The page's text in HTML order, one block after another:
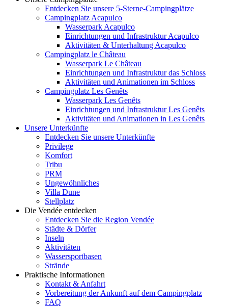
Entdecken Sie unsere 5-Sterne-Campingplätze
Campingplatz Acapulco
Wasserpark Acapulco
Einrichtungen und Infrastruktur Acapulco
Aktivitäten & Unterhaltung Acapulco
Campingplatz le Château
Wasserpark Le Château
Einrichtungen und Infrastruktur das Schloss
Aktivitäten und Animationen im Schloss
Campingplatz Les Genêts
Wasserpark Les Genêts
Einrichtungen und Infrastruktur Les Genêts
Aktivitäten und Animationen in Les Genêts
Unsere Unterkünfte
Entdecken Sie unsere Unterkünfte
Privilege
Komfort
Tribu
PRM
Ungewöhnliches
Villa Dune
Stellplatz
Die Vendée entdecken
Entdecken Sie die Region Vendée
Städte & Dörfer
Inseln
Aktivitäten
Wassersportbasen
Strände
Praktische Informationen
Kontakt & Anfahrt
Vorbereitung der Ankunft auf dem Campingplatz
FAQ